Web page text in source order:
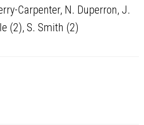
Carpenter, N. Duperron, J.
(2), S. Smith (2)